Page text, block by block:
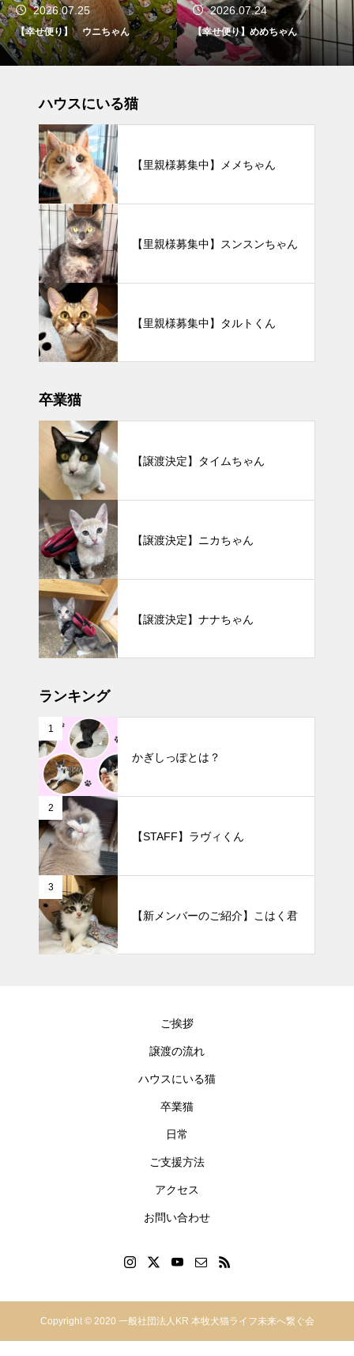
2026.07.25
【幸せ便り】 ウニちゃん
2026.07.24
【幸せ便り】めめちゃん
ハウスにいる猫
【里親様募集中】メメちゃん
【里親様募集中】スンスンちゃん
【里親様募集中】タルトくん
卒業猫
【譲渡決定】タイムちゃん
【譲渡決定】ニカちゃん
【譲渡決定】ナナちゃん
ランキング
1
かぎしっぽとは？
2
【STAFF】ラヴィくん
3
【新メンバーのご紹介】こはく君
ご挨拶
譲渡の流れ
ハウスにいる猫
卒業猫
日常
ご支援方法
アクセス
お問い合わせ
Copyright © 2020 一般社団法人KR 本牧犬猫ライフ未来へ繋ぐ会
神奈川県横浜市中区本郷町